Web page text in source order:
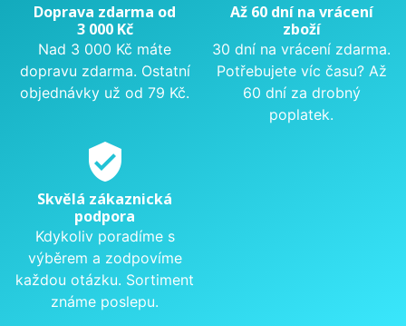
Doprava zdarma od
3 000 Kč
Nad 3 000 Kč máte
dopravu zdarma. Ostatní
objednávky už od 79 Kč.
Až 60 dní na vrácení
zboží
30 dní na vrácení zdarma.
Potřebujete víc času? Až
60 dní za drobný
poplatek.
verified_user
Skvělá zákaznická
podpora
Kdykoliv poradíme s
výběrem a zodpovíme
každou otázku. Sortiment
známe poslepu.